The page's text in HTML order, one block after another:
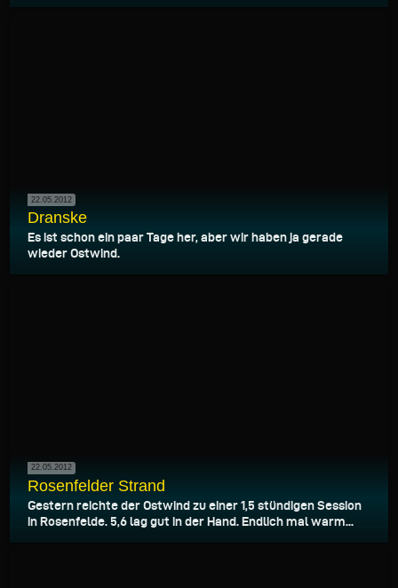
22.05.2012
Dranske
Es ist schon ein paar Tage her, aber wir haben ja gerade
wieder Ostwind.
22.05.2012
Rosenfelder Strand
Gestern reichte der Ostwind zu einer 1,5 stündigen Session
in Rosenfelde. 5,6 lag gut in der Hand. Endlich mal warm...